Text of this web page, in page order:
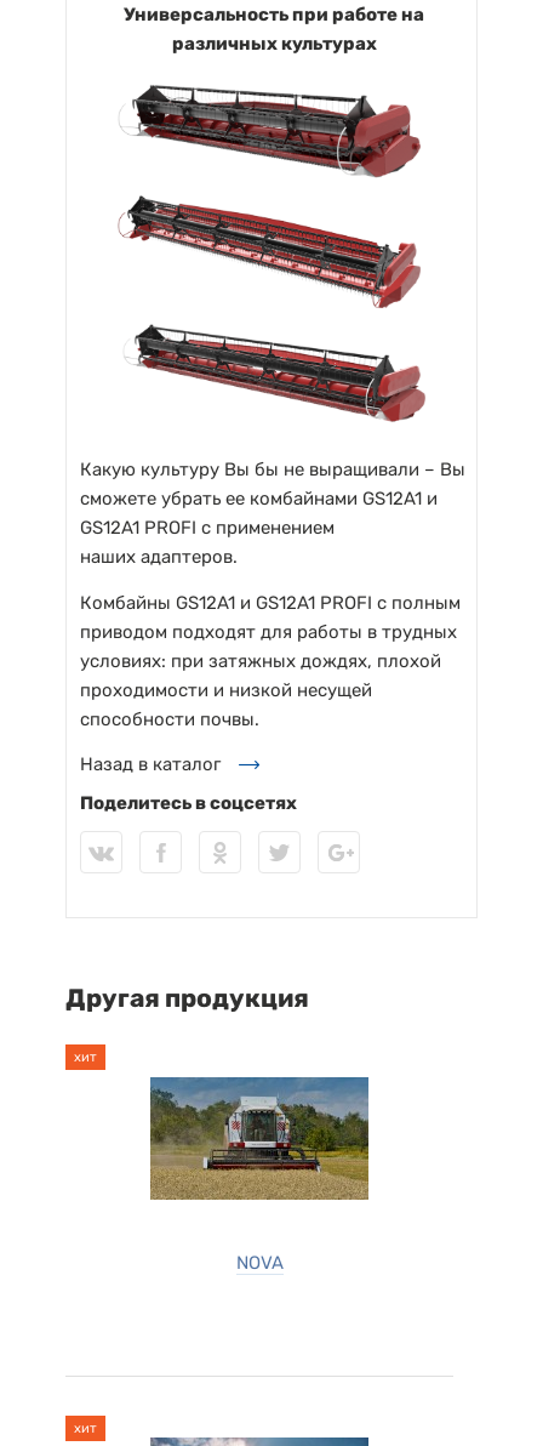
Универсальность при работе на
различных культурах
Какую культуру Вы бы не выращивали – Вы
сможете убрать ее комбайнами GS12A1 и
GS12A1 PROFI с применением
наших адаптеров.
Комбайны GS12A1 и GS12A1 PROFI с полным
приводом подходят для работы в трудных
условиях: при затяжных дождях, плохой
проходимости и низкой несущей
способности почвы.
Назад в каталог
Поделитесь в соцсетях
Другая продукция
NOVA
хит
хит